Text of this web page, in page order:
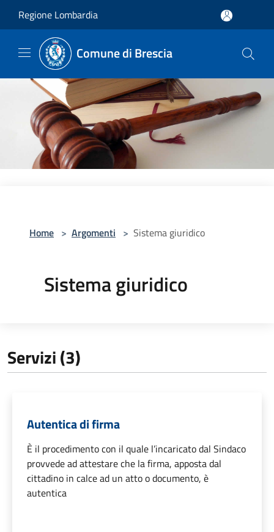
Regione Lombardia
Comune di Brescia
Home > Argomenti > Sistema giuridico
Sistema giuridico
Servizi (3)
Autentica di firma
È il procedimento con il quale l’incaricato dal Sindaco
provvede ad attestare che la firma, apposta dal
cittadino in calce ad un atto o documento, è
autentica